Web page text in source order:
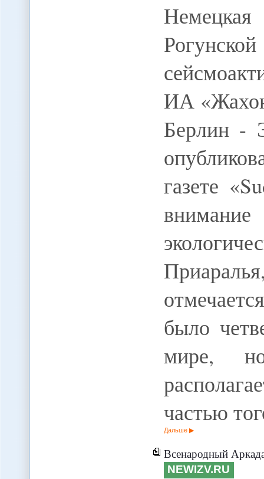
ИА
Берлин -
газете
было
мире,
частью
Дальше
Всенародный Аркадаг.
NEWIZV.RU